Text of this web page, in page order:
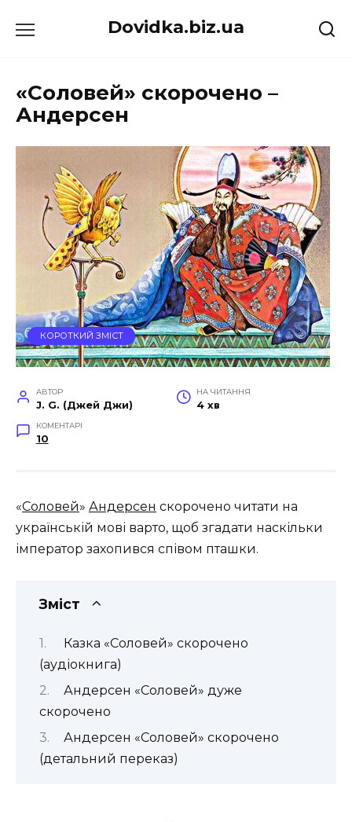
до
Dovidka.biz.ua
«Соловей» скорочено –
Андерсен
КОРОТКИЙ ЗМІСТ
АВТОР
J. G. (Джей Джи)
НА ЧИТАННЯ
4 хв
КОМЕНТАРІ
10
«Соловей» Андерсен скорочено читати на
українській мові варто, щоб згадати наскільки
імператор захопився співом пташки.
Зміст
Казка «Соловей» скорочено
(аудіокнига)
Андерсен «Соловей» дуже
скорочено
Андерсен «Соловей» скорочено
(детальний переказ)